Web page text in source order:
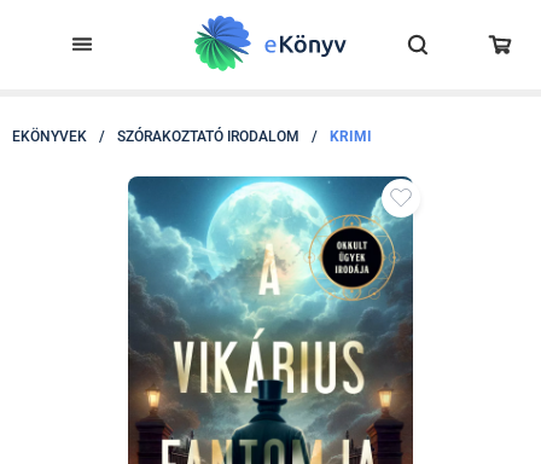
EKÖNYVEK / SZÓRAKOZTATÓ IRODALOM / KRIMI